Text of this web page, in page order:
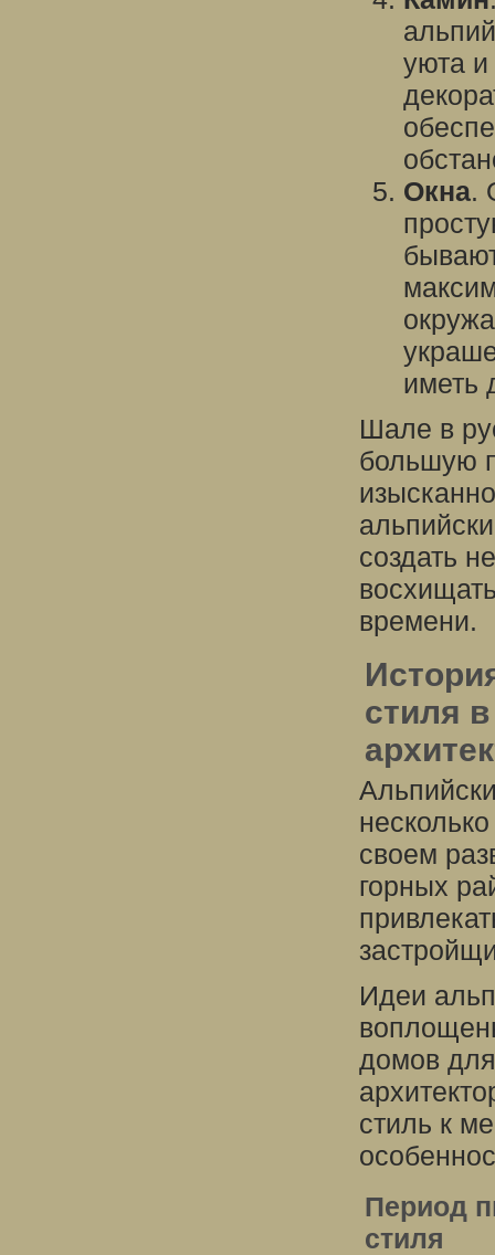
уюта
Окна.
иметь
Шале в
большую
создать
времени.
стиля
своем
горных
Идеи
домов
стиль к
Период
стиля